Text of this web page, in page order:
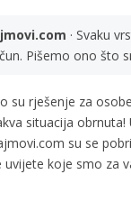
· Svaku
Pišemo ono što
su rješenje za
situacija
su se
koje smo za